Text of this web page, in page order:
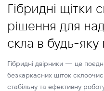
Гібридні
рішення для
скла в будь-яку
Гібридні двірники — це
безкаркасних щіток
стабільну та ефективну